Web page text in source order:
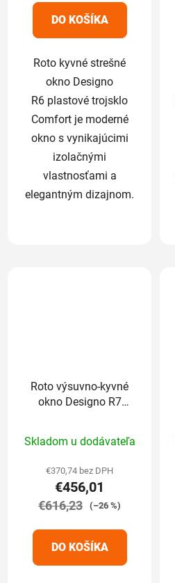
5
hviezdičiek.
DO KOŠÍKA
Roto kyvné strešné
okno Designo
R6 plastové trojsklo
Comfort je moderné
okno s vynikajúcimi
izolačnými
vlastnosťami a
elegantným dizajnom.
Roto výsuvno-kyvné
okno Designo R7
hodnotenie
produktu
je
5,0
5
hviezdičiek.
Skladom u dodávateľa
€370,74 bez DPH
€456,01
€616,23 (–26 %)
DO KOŠÍKA